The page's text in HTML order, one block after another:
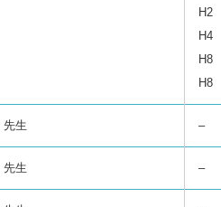
H2
H4
H8
H8
生 –
生 –